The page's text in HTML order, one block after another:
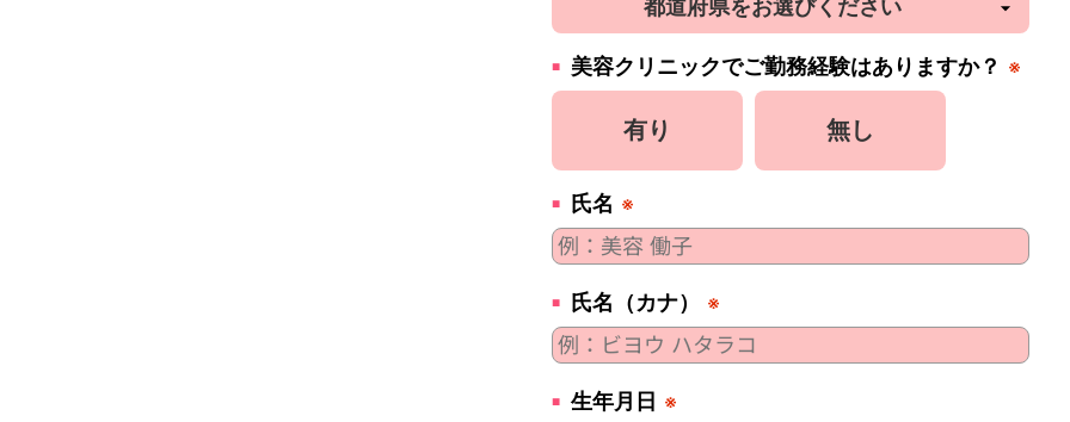
美容クリニックでご勤務経験はありますか？ ※
有り 無し
氏名 ※
氏名（カナ） ※
生年月日 ※